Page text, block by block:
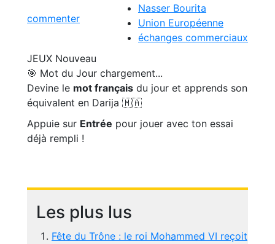
commenter
Nasser Bourita
Union Européenne
échanges commerciaux
JEUX Nouveau
🎯 Mot du Jour chargement...
Devine le mot français du jour et apprends son
équivalent en Darija 🇲🇦
Appuie sur Entrée pour jouer avec ton essai
déjà rempli !
Les plus lus
Fête du Trône : le roi Mohammed VI reçoit